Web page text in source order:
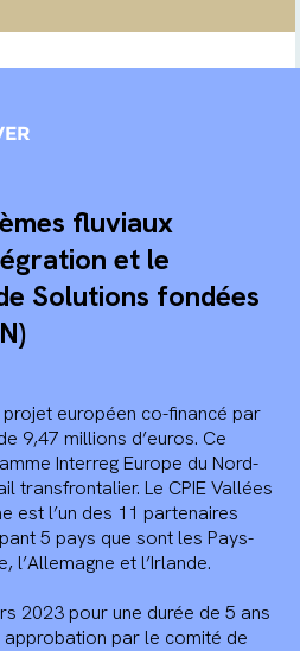
fluviaux
et le
Solutions fondées
européen co-financé par
9,47 millions d’euros. Ce
Interreg Europe du Nord-
transfrontalier. Le CPIE Vallées
est l’un des 11 partenaires
5 pays que sont les Pays-
l’Allemagne et l’Irlande.
2023 pour une durée de 5 ans
approbation par le comité de